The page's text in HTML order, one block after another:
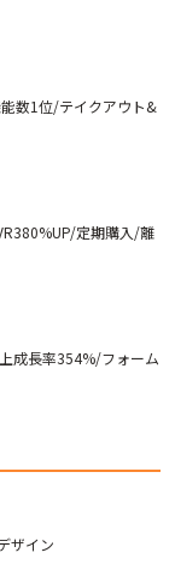
数1位/テイクアウト&
定期購入/離
成長率354%/フォーム
ザイン